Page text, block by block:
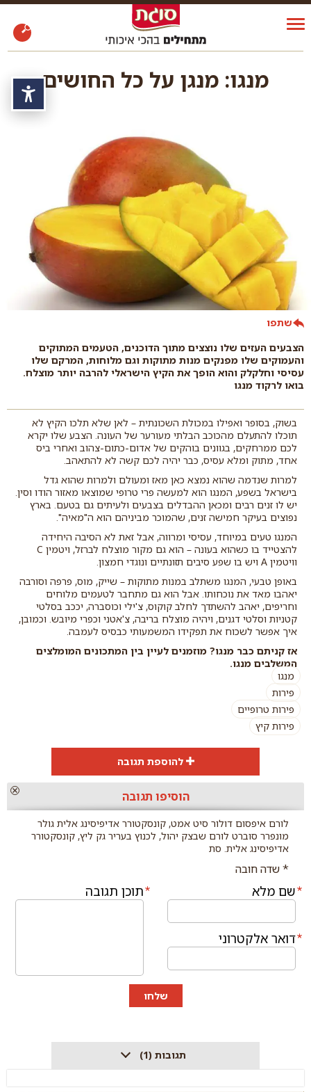
מנגו: מנגן על כל החושים
שתפו
הצבעים העזים שלו נוצצים מתוך הדוכנים, הטעמים המתוקים
והעמוקים שלו מפנקים מנות מתוקות וגם מלוחות, המרקם שלו
עסיסי וחלקלק והוא הופך את הקיץ הישראלי להרבה יותר מוצלח.
בואו לרקוד מנגו
בשוק, בסופר ואפילו במכולת השכונתית – לאן שלא תלכו הקיץ לא
תוכלו להתעלם מהכוכב הבלתי מעורער של העונה. הצבע שלו יקרא
לכם ממרחקים, בגוונים בוהקים של אדום-כתום-צהוב ואחרי ביס
אחד, מתוק ומלא עסיס, כבר יהיה לכם קשה לא להתאהב.
למרות שנדמה שהוא נמצא כאן מאז ומעולם ולמרות שהוא גדל
בישראל בשפע, המנגו הוא למעשה פרי טרופי שמוצאו מאזור הודו וסין.
יש לו זנים רבים ומכאן ההבדלים בצבעים ולעיתים גם בטעם. בארץ
נפוצים בעיקר חמישה זנים, שהמוכר מביניהם הוא ה"מאיה".
המנגו טעים במיוחד, עסיסי ומרווה, אבל זאת לא הסיבה היחידה
להצטייד בו כשהוא בעונה – הוא גם מקור מוצלח לברזל, ויטמין C
וויטמין A ויש בו שפע סיבים תזונתיים ונוגדי חמצון.
באופן טבעי, המנגו משתלב במנות מתוקות – שייק, מוס, פרפה וסורבה
יאהבו מאד את נוכחותו. אבל הוא גם מתחבר לטעמים מלוחים
וחריפים, יאהב להשתדך לחלב קוקוס, צ'ילי וכוסברה, יככב בסלטי
קטניות וסלטי דגנים, ויהיה מוצלח בריבה, צ'אטני וכפרי מיובש. וכמובן,
איך אפשר לשכוח את תפקידו המשמעותי כבסיס לעמבה.
אז קניתם כבר מנגו? מוזמנים לעיין בין המתכונים המומלצים
המשלבים מנגו.
מנגו
פירות
פירות טרופיים
פירות קיץ
להוספת תגובה
הוסיפו תגובה
לורם איפסום דולור סיט אמט, קונסקטורר אדיפיסינג אלית גולר
מונפרר סוברט לורם שבצק יהול, לכנוץ בעריר גק ליץ, קונסקטורר
אדיפיסינג אלית. סת
* שדה חובה
שם מלא
דואר אלקטרוני
תוכן תגובה
שלחו
תגובות (1)